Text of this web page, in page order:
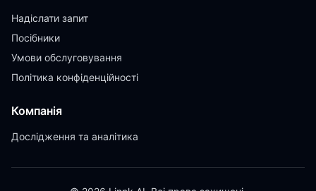
Надіслати запит
Посібники
Умови обслуговування
Політика конфіденційності
Компанія
Дослідження та аналітика